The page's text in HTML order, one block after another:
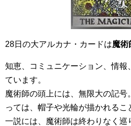
28日の大アルカナ・カードは魔術
知恵、コミュニケーション、情報
ています。
魔術師の頭上には、無限大の記号
っては、帽子や光輪が描かれるこ
一説には、魔術師は終わりなく巡